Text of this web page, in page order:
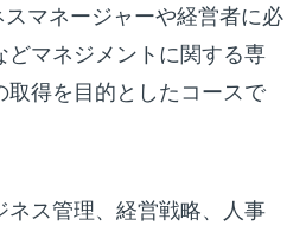
マネージャーや経営者に必
どマネジメントに関する専
取得を目的としたコースで
ネス管理、経営戦略、人事